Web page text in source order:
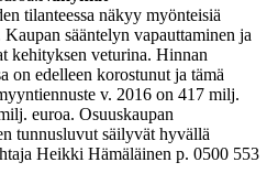
tilanteessa näkyy myönteisiä
sääntelyn vapauttaminen ja
kehityksen veturina. Hinnan
on edelleen korostunut ja tämä
v. 2016 on 417 milj.
euroa. Osuuskaupan
tunnusluvut säilyvät hyvällä
Heikki Hämäläinen p. 0500 553